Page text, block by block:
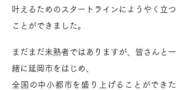
叶えるためのスタートラインにようやく立つ
ことができました。
まだまだ未熟者ではありますが、皆さんと一
緒に延岡市をはじめ、
全国の中小都市を盛り上げることができた